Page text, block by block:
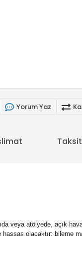
Yorum Yaz
veya atölyede, açık
olacaktır: bileme